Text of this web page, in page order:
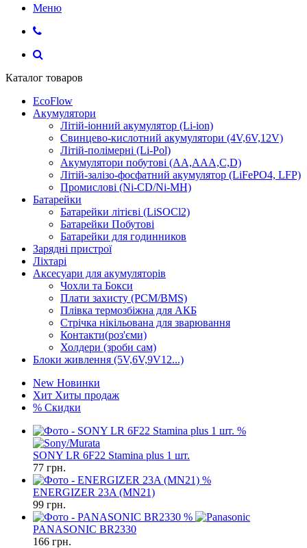
Меню
Каталог товаров
EcoFlow
Акумулятори
Літій-іонний акумулятор (Li-ion)
Свинцево-кислотний акумулятори (4V,6V,12V)
Літій-полімерні (Li-Pol)
Акумулятори побутові (AA,AAA,C,D)
Літій-залізо-фосфатний акумулятор (LiFePO4, LFP)
Промислові (Ni-CD/Ni-MH)
Батарейки
Батарейки літієві (LiSOCl2)
Батарейки Побутові
Батарейки для годинников
Зарядні пристрої
Ліхтарі
Аксесуари для акумуляторів
Чохли та Бокси
Плати захисту (PCM/BMS)
Плівка термозбіжна для АКБ
Стрічка нікільована для зварювання
Контакти(роз'єми)
Холдери (зроби сам)
Блоки живлення (5V,6V,9V12...)
New Новинки
Хит Хиты продаж
% Скидки
%
SONY LR 6F22 Stamina plus 1 шт.
77 грн.
%
ENERGIZER 23A (MN21)
99 грн.
%
PANASONIC BR2330
166 грн.